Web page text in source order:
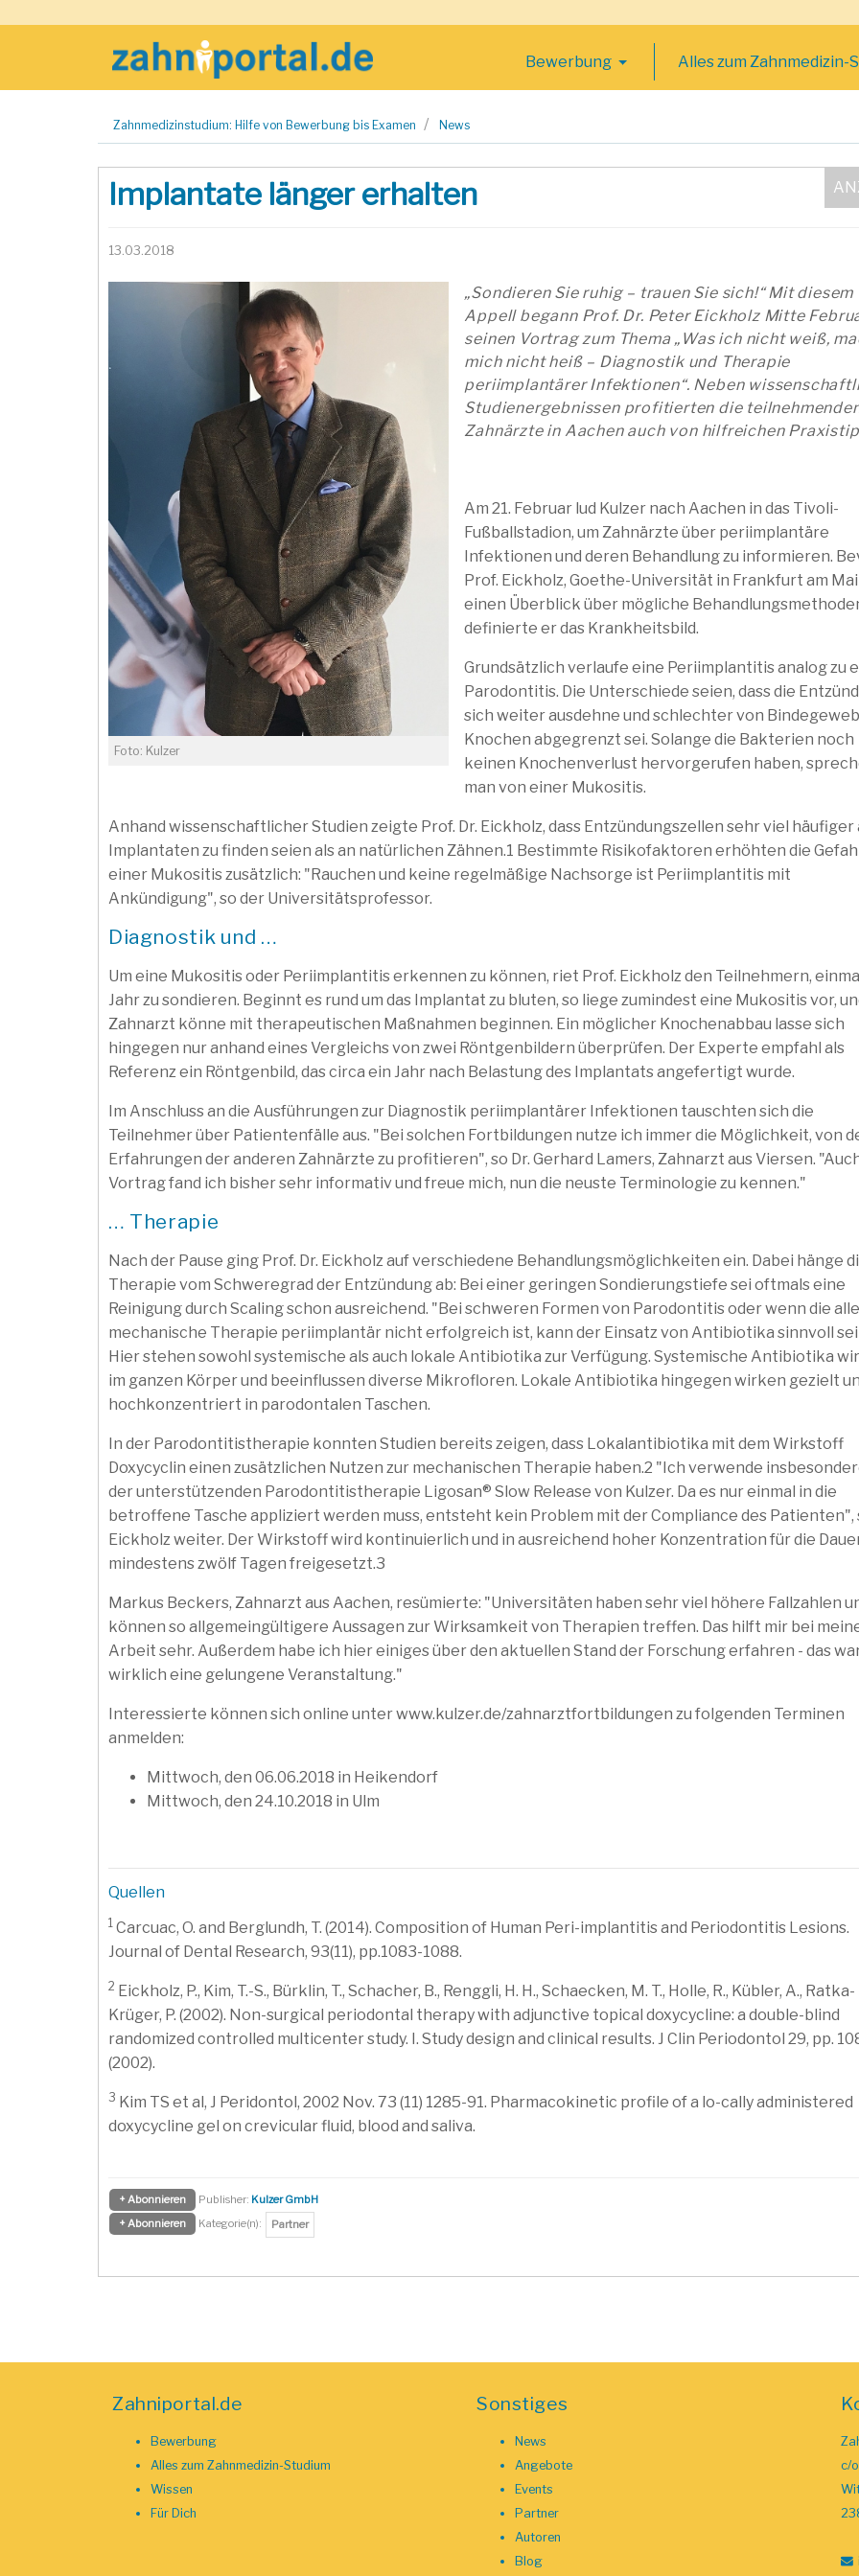
Bewerbung Alles zum Zahnmedizin-
Zahnmedizinstudium: Hilfe von Bewerbung bis Examen News
Implantate länger erhalten
13.03.2018
Foto: Kulzer
„Sondieren Sie ruhig – trauen Sie sich!“ Mit diesem
Appell begann Prof. Dr. Peter Eickholz Mitte
seinen Vortrag zum Thema „Was ich nicht weiß,
mich nicht heiß – Diagnostik und Therapie
periimplantärer Infektionen“. Neben
Studienergebnissen profitierten die
Zahnärzte in Aachen auch von hilfreichen
Am 21. Februar lud Kulzer nach Aachen in das Tivoli-
Fußballstadion, um Zahnärzte über periimplantäre
Infektionen und deren Behandlung zu informieren.
Prof. Eickholz, Goethe-Universität in Frankfurt am
einen Überblick über mögliche
definierte er das Krankheitsbild.
Grundsätzlich verlaufe eine Periimplantitis analog zu
Parodontitis. Die Unterschiede seien, dass die
sich weiter ausdehne und schlechter von
Knochen abgegrenzt sei. Solange die Bakterien noch
keinen Knochenverlust hervorgerufen haben,
man von einer Mukositis.
Anhand wissenschaftlicher Studien zeigte Prof. Dr. Eickholz, dass Entzündungszellen sehr viel häufiger
Implantaten zu finden seien als an natürlichen Zähnen.1 Bestimmte Risikofaktoren erhöhten die
einer Mukositis zusätzlich: "Rauchen und keine regelmäßige Nachsorge ist Periimplantitis mit
Ankündigung", so der Universitätsprofessor.
Diagnostik und …
Um eine Mukositis oder Periimplantitis erkennen zu können, riet Prof. Eickholz den Teilnehmern,
Jahr zu sondieren. Beginnt es rund um das Implantat zu bluten, so liege zumindest eine Mukositis vor,
Zahnarzt könne mit therapeutischen Maßnahmen beginnen. Ein möglicher Knochenabbau lasse sich
hingegen nur anhand eines Vergleichs von zwei Röntgenbildern überprüfen. Der Experte empfahl als
Referenz ein Röntgenbild, das circa ein Jahr nach Belastung des Implantats angefertigt wurde.
Im Anschluss an die Ausführungen zur Diagnostik periimplantärer Infektionen tauschten sich die
Teilnehmer über Patientenfälle aus. "Bei solchen Fortbildungen nutze ich immer die Möglichkeit, von
Erfahrungen der anderen Zahnärzte zu profitieren", so Dr. Gerhard Lamers, Zahnarzt aus Viersen.
Vortrag fand ich bisher sehr informativ und freue mich, nun die neuste Terminologie zu kennen."
… Therapie
Nach der Pause ging Prof. Dr. Eickholz auf verschiedene Behandlungsmöglichkeiten ein. Dabei hänge
Therapie vom Schweregrad der Entzündung ab: Bei einer geringen Sondierungstiefe sei oftmals eine
Reinigung durch Scaling schon ausreichend. "Bei schweren Formen von Parodontitis oder wenn die
mechanische Therapie periimplantär nicht erfolgreich ist, kann der Einsatz von Antibiotika sinnvoll
Hier stehen sowohl systemische als auch lokale Antibiotika zur Verfügung. Systemische Antibiotika
im ganzen Körper und beeinflussen diverse Mikrofloren. Lokale Antibiotika hingegen wirken gezielt
hochkonzentriert in parodontalen Taschen.
In der Parodontitistherapie konnten Studien bereits zeigen, dass Lokalantibiotika mit dem Wirkstoff
Doxycyclin einen zusätzlichen Nutzen zur mechanischen Therapie haben.2 "Ich verwende
der unterstützenden Parodontitistherapie Ligosan® Slow Release von Kulzer. Da es nur einmal in die
betroffene Tasche appliziert werden muss, entsteht kein Problem mit der Compliance des Patienten",
Eickholz weiter. Der Wirkstoff wird kontinuierlich und in ausreichend hoher Konzentration für die
mindestens zwölf Tagen freigesetzt.3
Markus Beckers, Zahnarzt aus Aachen, resümierte: "Universitäten haben sehr viel höhere Fallzahlen
können so allgemeingültigere Aussagen zur Wirksamkeit von Therapien treffen. Das hilft mir bei
Arbeit sehr. Außerdem habe ich hier einiges über den aktuellen Stand der Forschung erfahren - das
wirklich eine gelungene Veranstaltung."
Interessierte können sich online unter www.kulzer.de/zahnarztfortbildungen zu folgenden Terminen
anmelden:
Mittwoch, den 06.06.2018 in Heikendorf
Mittwoch, den 24.10.2018 in Ulm
Quellen
1 Carcuac, O. and Berglundh, T. (2014). Composition of Human Peri-implantitis and Periodontitis Lesions.
Journal of Dental Research, 93(11), pp.1083-1088.
2 Eickholz, P., Kim, T.-S., Bürklin, T., Schacher, B., Renggli, H. H., Schaecken, M. T., Holle, R., Kübler, A., Ratka-
Krüger, P. (2002). Non-surgical periodontal therapy with adjunctive topical doxycycline: a double-blind
randomized controlled multicenter study. I. Study design and clinical results. J Clin Periodontol 29, pp.
(2002).
3 Kim TS et al, J Peridontol, 2002 Nov. 73 (11) 1285-91. Pharmacokinetic profile of a lo-cally administered
doxycycline gel on crevicular fluid, blood and saliva.
+ Abonnieren Publisher: Kulzer GmbH
+ Abonnieren
Kategorie(n): Partner
Zahniportal.de
Bewerbung
Alles zum Zahnmedizin-Studium
Wissen
Für Dich
Sonstiges
News
Angebote
Events
Partner
Autoren
Blog
c/